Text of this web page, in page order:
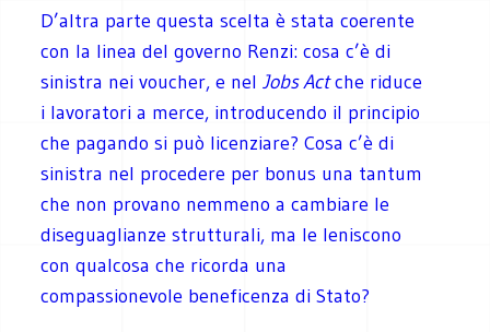
D’altra parte questa scelta è stata coerente
con la linea del governo Renzi: cosa c’è di
sinistra nei voucher, e nelJobs Actche riduce
i lavoratori a merce, introducendo il principio
che pagando si può licenziare? Cosa c’è di
sinistra nel procedere per bonus una tantum
che non provano nemmeno a cambiare le
diseguaglianze strutturali, ma le leniscono
con qualcosa che ricorda una
compassionevole beneficenza di Stato?